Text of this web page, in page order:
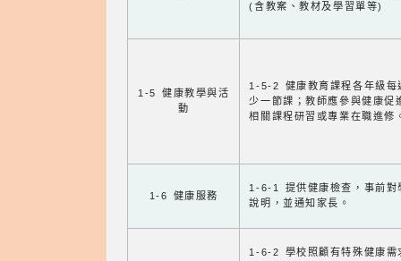
(含教案、教材及學習單等)
1-5 健康教學與活
動
1-5-2 健康教育課程各年級每
少一節課；教師應參與健康促
相關課程研習或專業在職進修
1-6 健康服務
1-6-1 提供健康檢查，事前對
說明，並通知家長。
1-6-2 學校照顧有特殊健康需